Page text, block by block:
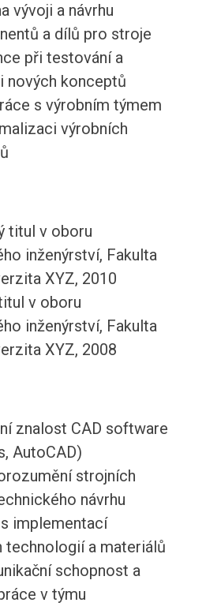
vývoji a návrhu
a dílů pro stroje
při testování a
nových konceptů
s výrobním týmem
výrobních
titul v oboru
inženýrství, Fakulta
XYZ, 2010
v oboru
inženýrství, Fakulta
XYZ, 2008
znalost CAD software
AutoCAD)
strojních
návrhu
implementací
technologií a materiálů
schopnost a
v týmu